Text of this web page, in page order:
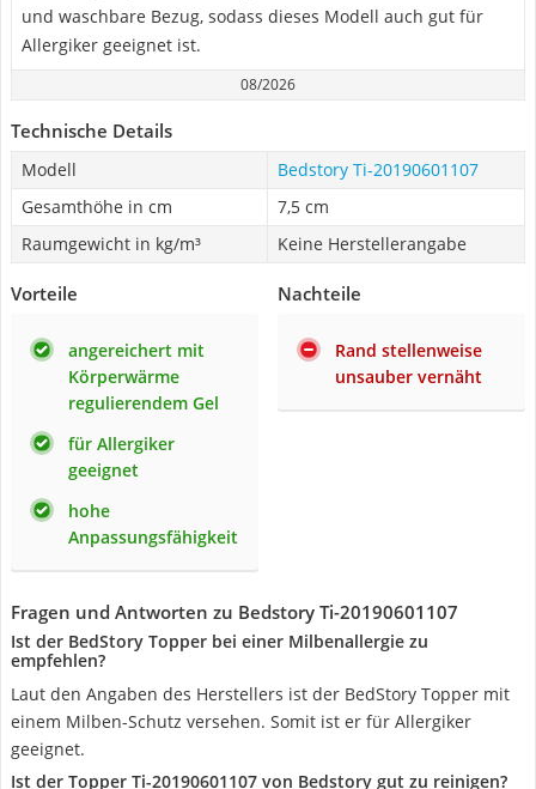
und waschbare Bezug, sodass dieses Modell auch gut für
Allergiker geeignet ist.
08/2026
Technische Details
Modell
Bedstory Ti-20190601107
Gesamthöhe in cm
7,5 cm
Raumgewicht in kg/m³
Keine Herstellerangabe
Vorteile
angereichert mit
Körperwärme
regulierendem Gel
für Allergiker
geeignet
hohe
Anpassungsfähigkeit
Nachteile
Rand stellenweise
unsauber vernäht
Fragen und Antworten zu Bedstory Ti-20190601107
Ist der BedStory Topper bei einer Milbenallergie zu
empfehlen?
Laut den Angaben des Herstellers ist der BedStory Topper mit
einem Milben-Schutz versehen. Somit ist er für Allergiker
geeignet.
Ist der Topper Ti-20190601107 von Bedstory gut zu reinigen?